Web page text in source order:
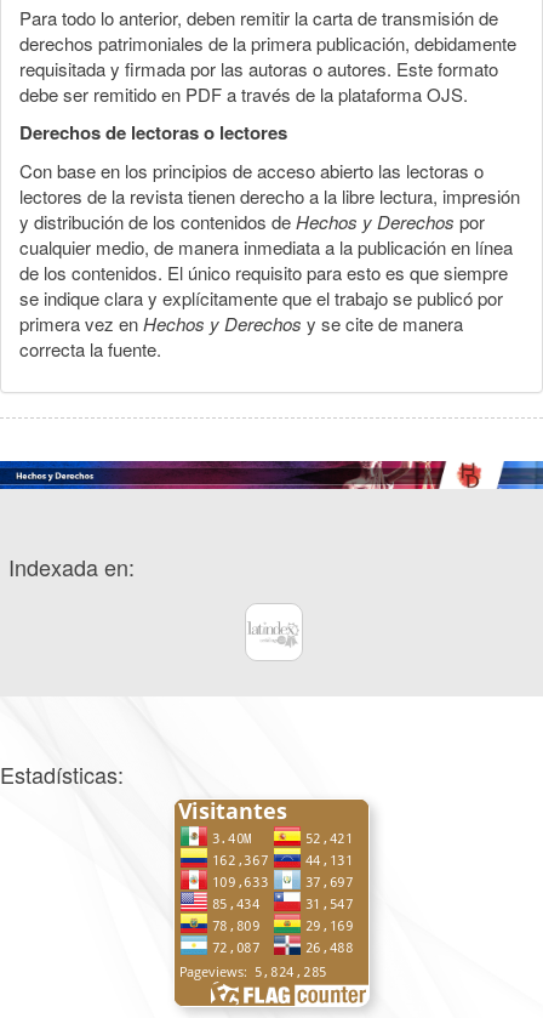
Para todo lo anterior, deben remitir la carta de transmisión de
derechos patrimoniales de la primera publicación, debidamente
requisitada y firmada por las autoras o autores. Este formato
debe ser remitido en PDF a través de la plataforma OJS.
Derechos de lectoras o lectores
Con base en los principios de acceso abierto las lectoras o
lectores de la revista tienen derecho a la libre lectura, impresión
y distribución de los contenidos deHechos y Derechos por
cualquier medio, de manera inmediata a la publicación en línea
de los contenidos. El único requisito para esto es que siempre
se indique clara y explícitamente que el trabajo se publicó por
primera vez enHechos y Derechos y se cite de manera
correcta la fuente.
Indexada en:
Estadísticas: